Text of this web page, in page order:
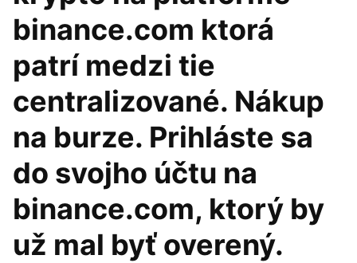
binance.com ktorá
patrí medzi tie
centralizované. Nákup
na burze. Prihláste sa
do svojho účtu na
binance.com, ktorý by
už mal byť overený.